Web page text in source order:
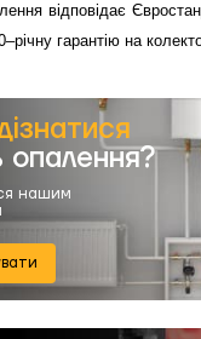
відповідає
гарантію на
опалення?
нашим
кВт